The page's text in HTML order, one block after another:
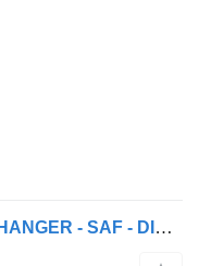
AJK AET - 30T CONTAINERAANHANGER - SAF - DISC BRAKES - AIR SUSP. - G